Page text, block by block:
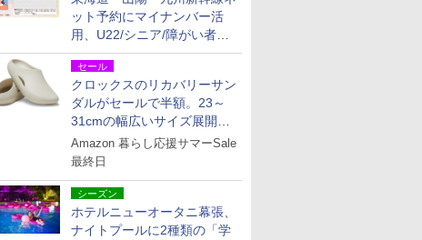
ット予約にマイナンバー活
用、U22/シニア/障がい者割
を9月15日から発売
セール
クロックスのリカバリーサン
ダルがセールで半額。23～
31cmの幅広いサイズ展開、
独自のクッション素材を採用
Amazon 暮らし応援サマーSale
最終日
シーズン
ホテルニューオータニ幕張、
ナイトプールに2種類の「学